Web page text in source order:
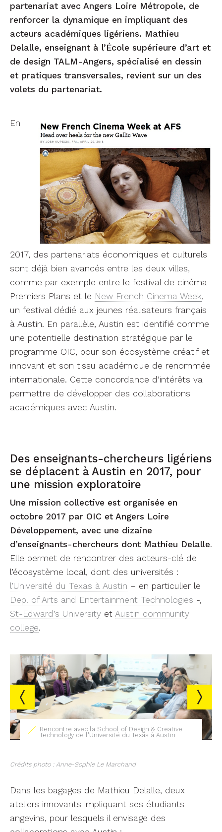
partenariat avec Angers Loire Métropole, de
renforcer la dynamique en impliquant des
acteurs académiques ligériens. Mathieu
Delalle, enseignant à l’École supérieure d’art et
de design TALM-Angers, spécialisé en dessin
et pratiques transversales, revient sur un des
volets du partenariat.
En
2017, des partenariats économiques et culturels
sont déjà bien avancés entre les deux villes,
comme par exemple entre le festival de cinéma
Premiers Plans et le New French Cinema Week,
un festival dédié aux jeunes réalisateurs français
à Austin. En parallèle, Austin est identifié comme
une potentielle destination stratégique par le
programme OIC, pour son écosystème créatif et
innovant et son tissu académique de renommée
internationale. Cette concordance d’intérêts va
permettre de développer des collaborations
académiques avec Austin.
Des enseignants-chercheurs ligériens
se déplacent à Austin en 2017, pour
une mission exploratoire
Une mission collective est organisée en
octobre 2017 par OIC et Angers Loire
Développement, avec une dizaine
d’enseignants-chercheurs dont Mathieu Delalle.
Elle permet de rencontrer des acteurs-clé de
l’écosystème local, dont des universités :
l’Université du Texas à Austin – en particulier le
Dep. of Arts and Entertainment Technologies -,
St-Edward’s University et Austin community
college.
Premiers échanges avec l'Université du Texas à
Austin
Crédits photo : Anne-Sophie Le Marchand
Dans les bagages de Mathieu Delalle, deux
ateliers innovants impliquant ses étudiants
angevins, pour lesquels il envisage des